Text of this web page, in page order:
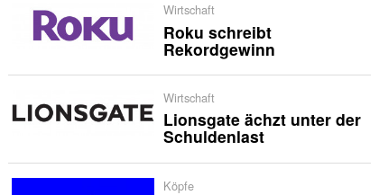
Wirtschaft
Roku schreibt
Rekordgewinn
Wirtschaft
Lionsgate ächzt unter der
Schuldenlast
Köpfe